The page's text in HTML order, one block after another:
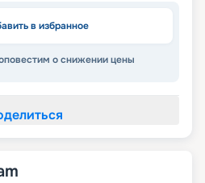
в избранное
о снижении цены